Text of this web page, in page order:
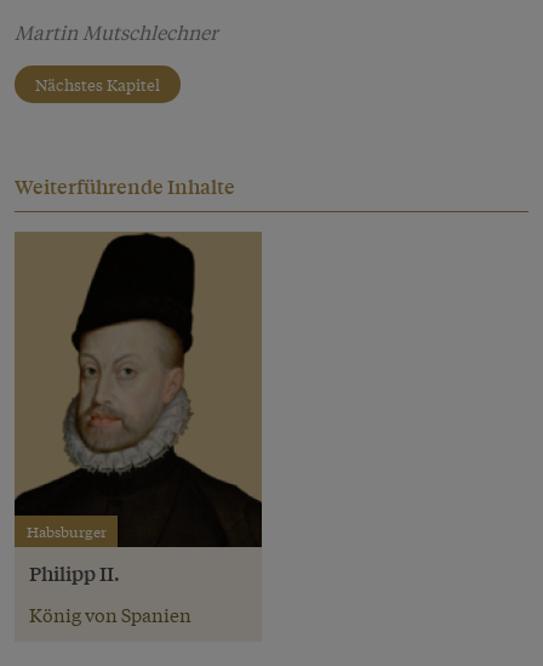
Martin Mutschlechner
Nächstes Kapitel
Weiterführende Inhalte
Habsburger
Philipp II.
König von Spanien